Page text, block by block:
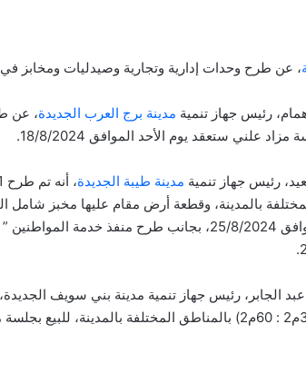
، عن طرح وحدات إدارية وتجارية وصيدليات ومخابز في 3 مدن جديدة.
رئيس جهاز تنمية مدينة برج العرب الجديدة
علني ستعقد يوم الأحد الموافق 18/8/2024.
رئيس جهاز تنمية مدينة طيبة الجديدة